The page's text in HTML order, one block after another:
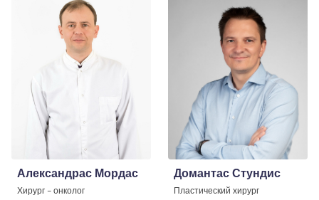
Александрас Мордас
Хирург - онколог
Домантас Стундис
Пластический хирург